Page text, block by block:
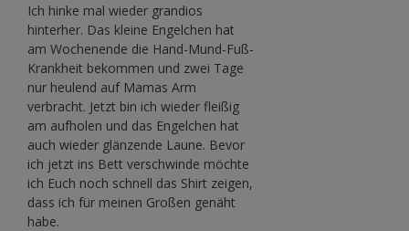
Ich hinke mal wieder grandios
hinterher. Das kleine Engelchen hat
am Wochenende die Hand-Mund-Fuß-
Krankheit bekommen und zwei Tage
nur heulend auf Mamas Arm
verbracht. Jetzt bin ich wieder fleißig
am aufholen und das Engelchen hat
auch wieder glänzende Laune. Bevor
ich jetzt ins Bett verschwinde möchte
ich Euch noch schnell das Shirt zeigen,
dass ich für meinen Großen genäht
habe.